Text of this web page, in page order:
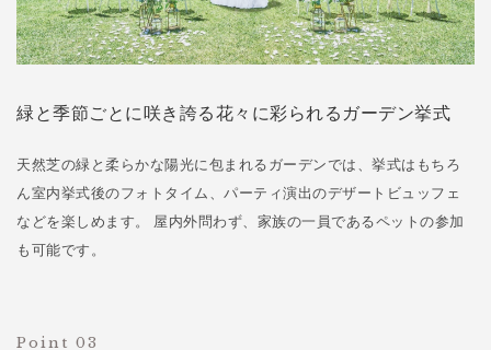
緑と季節ごとに咲き誇る花々に彩られるガーデン挙式
天然芝の緑と柔らかな陽光に包まれるガーデンでは、挙式はもちろ
ん室内挙式後のフォトタイム、パーティ演出のデザートビュッフェ
などを楽しめます。 屋内外問わず、家族の一員であるペットの参加
も可能です。
Point 03